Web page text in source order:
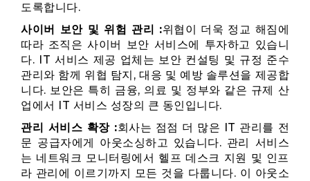
도록합니다.
사이버 보안 및 위험 관리 :위협이 더욱 정교 해짐에
따라 조직은 사이버 보안 서비스에 투자하고 있습니
다. IT 서비스 제공 업체는 보안 컨설팅 및 규정 준수
관리와 함께 위협 탐지, 대응 및 예방 솔루션을 제공합
니다. 보안은 특히 금융, 의료 및 정부와 같은 규제 산
업에서 IT 서비스 성장의 큰 동인입니다.
관리 서비스 확장 :회사는 점점 더 많은 IT 관리를 전
문 공급자에게 아웃소싱하고 있습니다. 관리 서비스
는 네트워크 모니터링에서 헬프 데스크 지원 및 인프
라 관리에 이르기까지 모든 것을 다룹니다. 이 아웃소